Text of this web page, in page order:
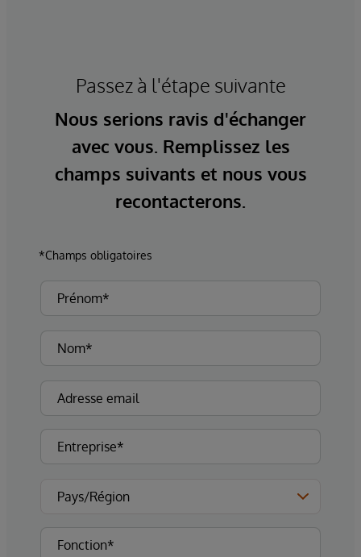
Passez à l'étape suivante
Nous serions ravis d'échanger
avec vous. Remplissez les
champs suivants et nous vous
recontacterons.
*Champs obligatoires